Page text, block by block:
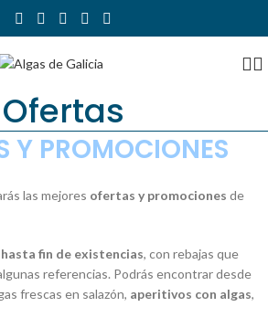
Ofertas
Y PROMOCIONES
las mejores ofertas y promociones de
fin de existencias, con rebajas que
referencias. Podrás encontrar desde
frescas en salazón, aperitivos con algas,